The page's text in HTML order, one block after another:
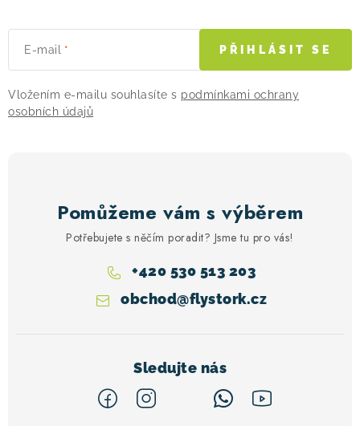
E-mail
Vložením e-mailu souhlasíte s podmínkami ochrany
osobních údajů
PŘIHLÁSIT SE
Pomůžeme vám s výběrem
Potřebujete s něčím poradit? Jsme tu pro vás!
obchod@flystork.cz
+420 530 513 203